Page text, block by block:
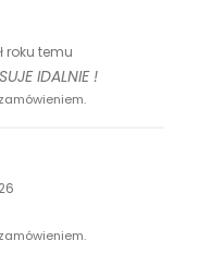
roku temu
IDALNIE !